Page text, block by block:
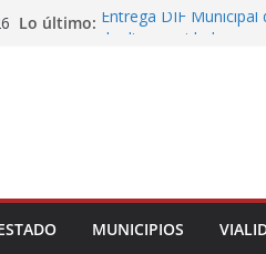
Lo último: Entrega DIF Municipal
representar riesgos;
MUNICIPIOS